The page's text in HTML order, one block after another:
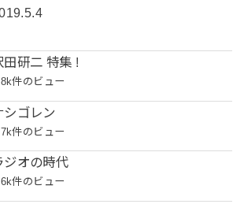
田研二 特集 !
件のビュー
シゴレン
件のビュー
ジオの時代
件のビュー